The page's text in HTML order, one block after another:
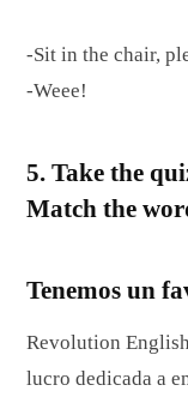
-Sit in the chair,
-Weee!
5. Take the
Match the
Tenemos un
Revolution
lucro dedicada a